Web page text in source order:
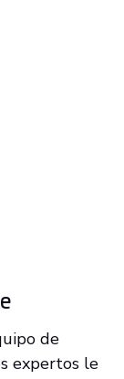
de
expertos le